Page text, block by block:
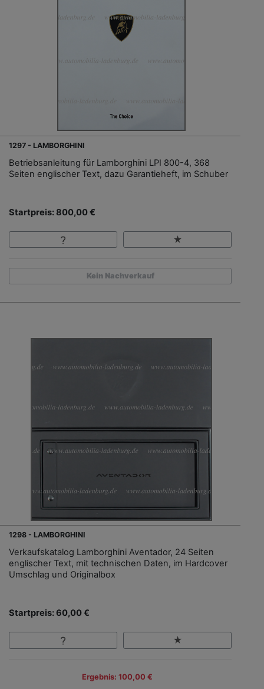
1297 - LAMBORGHINI
Betriebsanleitung für Lamborghini LPI 800-4, 368
Seiten englischer Text, dazu Garantieheft, im Schuber
Startpreis: 800,00 €
Kein Nachverkauf
1298 - LAMBORGHINI
Verkaufskatalog Lamborghini Aventador, 24 Seiten
englischer Text, mit technischen Daten, im Hardcover
Umschlag und Originalbox
Startpreis: 60,00 €
Ergebnis: 100,00 €